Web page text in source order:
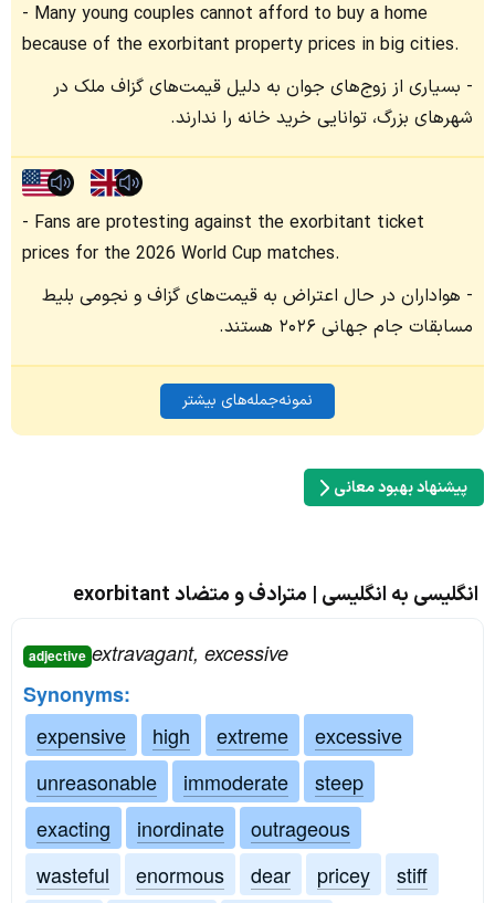
Many young couples cannot afford to buy a home
because of the exorbitant property prices in big cities.
بسیاری از زوج‌های جوان به دلیل قیمت‌های گزاف ملک در
شهرهای بزرگ، توانایی خرید خانه را ندارند.
Fans are protesting against the exorbitant ticket
prices for the 2026 World Cup matches.
هواداران در حال اعتراض به قیمت‌های گزاف و نجومی بلیط
مسابقات جام جهانی ۲۰۲۶ هستند.
نمونه‌جمله‌های بیشتر
پیشنهاد بهبود معانی
انگلیسی به انگلیسی | مترادف و متضاد exorbitant
adjective extravagant, excessive
Synonyms:
expensive
high extreme
excessive
unreasonable
immoderate
steep
exacting
inordinate
outrageous
wasteful
enormous dear pricey
stiff